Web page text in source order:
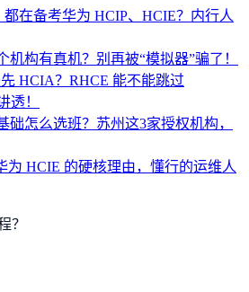
在备考华为 HCIP、HCIE？内行人
机构有真机？别再被“模拟器”骗了！
HCIA？RHCE 能不能跳过
透！
础怎么选班？苏州这3家授权机构，
为 HCIE 的硬核理由，懂行的运维人
？